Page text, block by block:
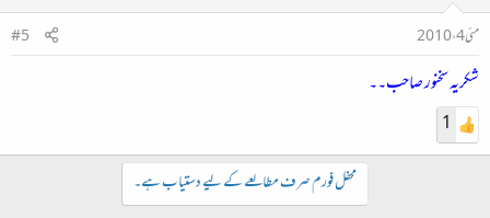
مئی 4، 2010
#5
شکریہ سخنور صاحب۔۔
1
محفل فورم صرف مطالعے کے لیے دستیاب ہے۔